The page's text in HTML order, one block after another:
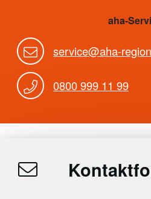
aha-
service@aha-
0800 999 11 99